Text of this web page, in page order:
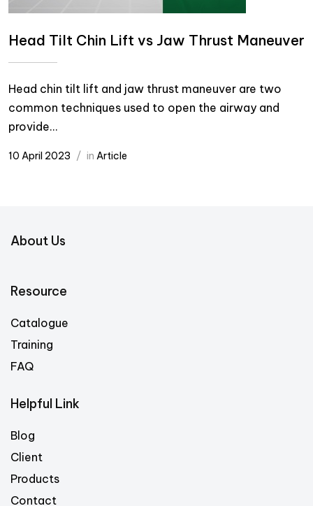
Head Tilt Chin Lift vs Jaw Thrust Maneuver
Head chin tilt lift and jaw thrust maneuver are two
common techniques used to open the airway and
provide...
10 April 2023 in Article
About Us
Resource
Catalogue
Training
FAQ
Helpful Link
Blog
Client
Products
Contact